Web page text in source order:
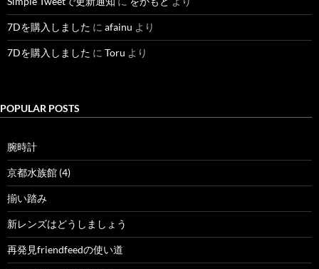
7Dを購入しました に afainu より
7Dを購入しました に Toru より
POPULAR POSTS
腕時計
京都水族館 (4)
揃い踏み
新レンズはどうしましょう
再発見friendfeedの使い道